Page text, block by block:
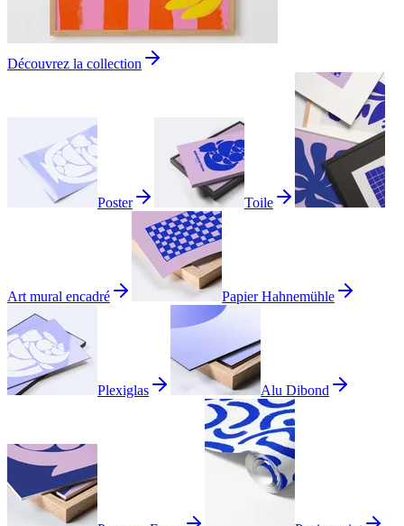
Découvrez la collection
Poster Toile
Art mural encadré Papier Hahnemühle
Plexiglas Alu Dibond